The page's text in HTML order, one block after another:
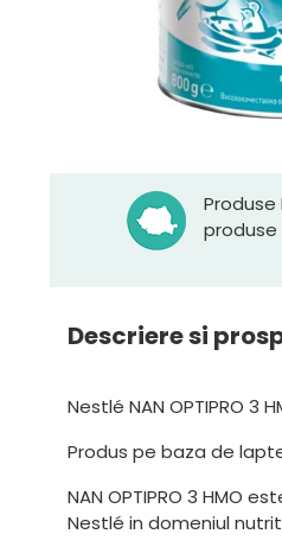
Produse
produse
Descriere si
Nestlé NAN OPTIPRO
Produs pe baza de
NAN OPTIPRO 3 HMO
Nestlé in domeniul